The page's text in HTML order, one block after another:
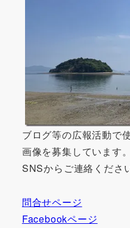
ブログ等の広報活動で
画像を募集しています
SNSからご連絡ください
問合せページ
Facebookページ